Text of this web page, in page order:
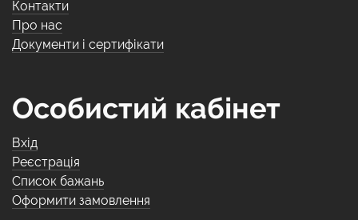
Контакти
Про нас
Документи і сертифікати
Особистий кабінет
Вхід
Реєстрація
Список бажань
Оформити замовлення